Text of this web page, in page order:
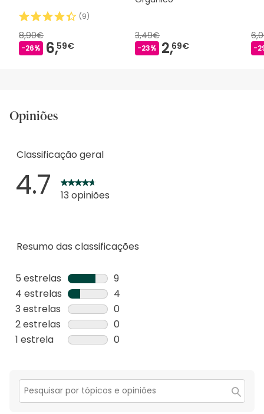
(9)
8,90€
-26% 6,59€
3,49€
-23% 2,69€ -
Opiniões
Resumo das classificações
5 estrelas estrelas
9
9
análises
com
5
4 estrelas estrelas
4
4
análises
com
3 estrelas estrelas
0
0
análise
estrelas.
2 estrelas estrelas
0
0
2
estrelas.
1 estrela estrelas
0
com
1
Classificação geral
4.7 13 opiniões
Secção